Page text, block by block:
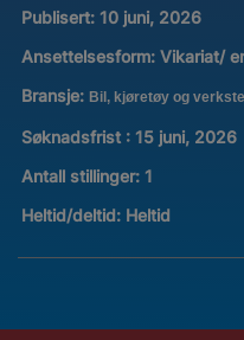
Publisert: 10 juni, 2026
Ansettelsesform: Vikariat/
Bransje: Bil, kjøretøy og
Søknadsfrist : 15 juni, 2026
Antall stillinger: 1
Heltid/deltid: Heltid